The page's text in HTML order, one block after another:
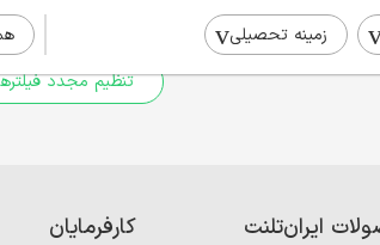
زمینه تحصیلیبرای جستجوی جامع‌تر از فیلترهای
تنظیم مجدد
ایران‌تلنت کارفرمایان